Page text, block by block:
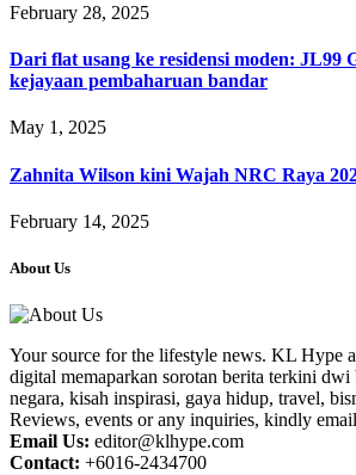
February 28, 2025
Dari flat usang ke residensi moden: JL99
kejayaan pembaharuan bandar
May 1, 2025
Zahnita Wilson kini Wajah NRC Raya
February 14, 2025
About Us
Your source for the lifestyle news. KL Hype
digital memaparkan sorotan berita terkini dwi
negara, kisah inspirasi, gaya hidup, travel,
Reviews, events or any inquiries, kindly
Email Us: editor@klhype.com
Contact: +6016-2434700